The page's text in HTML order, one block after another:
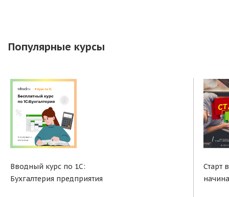
Популярные курсы
Вводный курс по 1С:
Бухгалтерия предприятия
Старт